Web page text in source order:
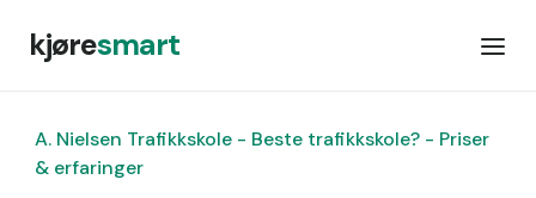
kjøresmart
A. Nielsen Trafikkskole - Beste trafikkskole? - Priser
& erfaringer